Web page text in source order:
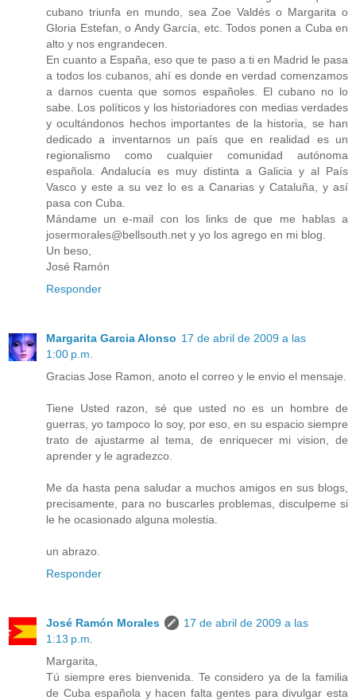
cubano triunfa en mundo, sea Zoe Valdés o Margarita o
Gloria Estefan, o Andy García, etc. Todos ponen a Cuba en
alto y nos engrandecen.
En cuanto a España, eso que te paso a ti en Madrid le pasa
a todos los cubanos, ahí es donde en verdad comenzamos
a darnos cuenta que somos españoles. El cubano no lo
sabe. Los políticos y los historiadores con medias verdades
y ocultándonos hechos importantes de la historia, se han
dedicado a inventarnos un país que en realidad es un
regionalismo como cualquier comunidad autónoma
española. Andalucía es muy distinta a Galicia y al País
Vasco y este a su vez lo es a Canarias y Cataluña, y así
pasa con Cuba.
Mándame un e-mail con los links de que me hablas a
josermorales@bellsouth.net y yo los agrego en mi blog.
Un beso,
José Ramón
Responder
Margarita Garcia Alonso 17 de abril de 2009 a las
1:00 p.m.
Gracias Jose Ramon, anoto el correo y le envio el mensaje.
Tiene Usted razon, sé que usted no es un hombre de
guerras, yo tampoco lo soy, por eso, en su espacio siempre
trato de ajustarme al tema, de enriquecer mi vision, de
aprender y le agradezco.
Me da hasta pena saludar a muchos amigos en sus blogs,
precisamente, para no buscarles problemas, disculpeme si
le he ocasionado alguna molestia.
un abrazo.
Responder
José Ramón Morales
17 de abril de 2009 a las
1:13 p.m.
Margarita,
Tú siempre eres bienvenida. Te considero ya de la familia
de Cuba española y hacen falta gentes para divulgar esta